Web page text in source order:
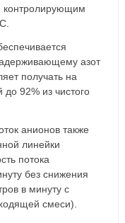
контролирующим
азот
получать на
92% из чистого
анионов также
линейки
потока
без снижения
в минуту с
смеси).